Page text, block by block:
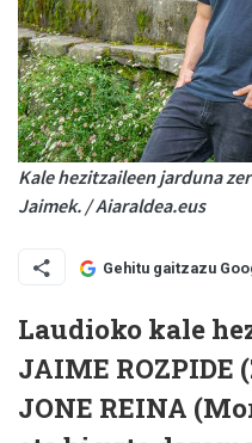
Kale hezitzaileen jarduna
Jaimek. / Aiaraldea.eus
Gehitu gaitzazu
Laudioko kale
JAIME ROZPIDE
JONE REINA